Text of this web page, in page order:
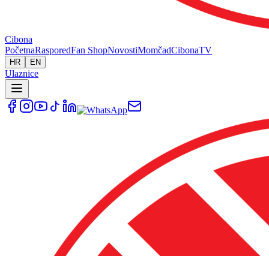
Cibona
PočetnaRasporedFan ShopNovostiMomčadCibonaTV
HR EN
Ulaznice